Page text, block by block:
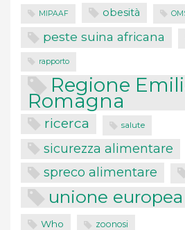
MIPAAF obesità
peste suina africana
rapporto
Regione
Romagna
ricerca salute
sicurezza alimentare
spreco alimentare
unione europea
Who zoonosi